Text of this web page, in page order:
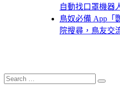
自動找口罩機器
鳥奴必備 App「
院搜尋，鳥友交
Search
Search